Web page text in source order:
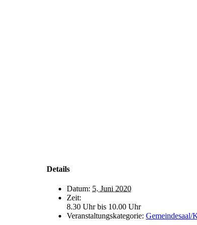
Details
Datum: 5. Juni 2020
Zeit:
8.30 Uhr bis 10.00 Uhr
Veranstaltungskategorie: Gemeindesaal/